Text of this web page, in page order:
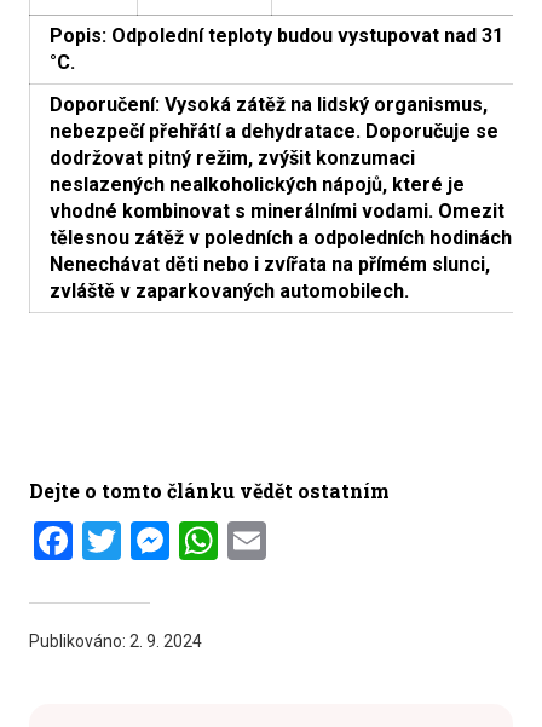
Popis: Odpolední teploty budou vystupovat nad 31
°C.
Doporučení: Vysoká zátěž na lidský organismus,
nebezpečí přehřátí a dehydratace. Doporučuje se
dodržovat pitný režim, zvýšit konzumaci
neslazených nealkoholických nápojů, které je
vhodné kombinovat s minerálními vodami. Omezit
tělesnou zátěž v poledních a odpoledních hodinách.
Nenechávat děti nebo i zvířata na přímém slunci,
zvláště v zaparkovaných automobilech.
Dejte o tomto článku vědět ostatním
Facebook
Twitter
Messenger
WhatsApp
Publikováno: 2. 9. 2024